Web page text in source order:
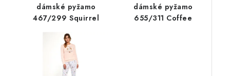
dámské pyžamo
467/299 Squirrel
dámské pyžamo
655/311 Coffee